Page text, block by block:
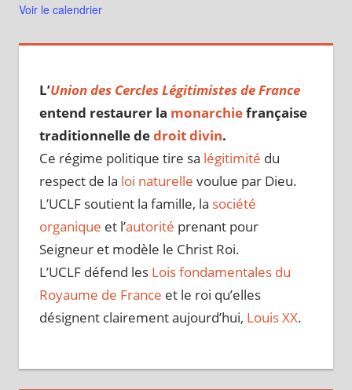
Voir le calendrier
L’Union des Cercles Légitimistes de France
entend restaurer la monarchiefrançaise
traditionnelle dedroit divin.
Ce régime politique tire sa légitimité du
respect de la loi naturelle voulue par Dieu.
L’UCLF soutient la famille, la société
organique et l’autorité prenant pour
Seigneur et modèle le Christ Roi.
L’UCLF défend les Lois fondamentales du
Royaume de France et le roi qu’elles
désignent clairement aujourd’hui, Louis XX.